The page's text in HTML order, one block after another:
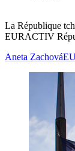
La République
EURACTIV
Aneta Zachová